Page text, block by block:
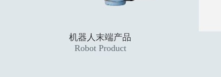
机器人末端产品
Robot Product